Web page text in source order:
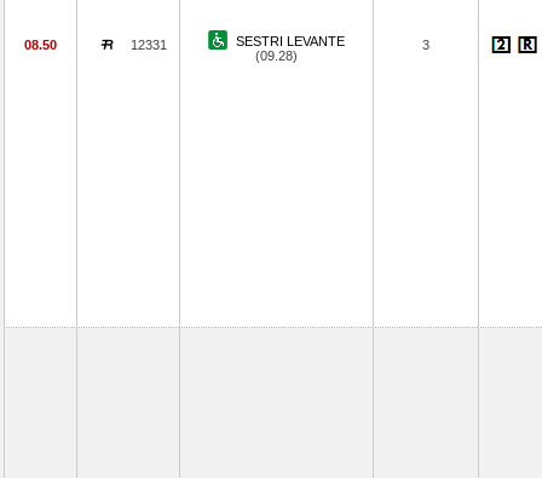
08.50 12331
SESTRI LEVANTE
(09.28)
3